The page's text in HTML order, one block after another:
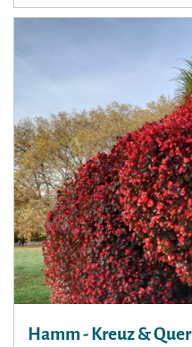
Hamm - Kreuz &